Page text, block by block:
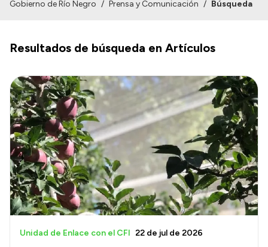
Autoridades
Referentes de prensa
Archivo de noticias
Transparencia
Presupuesto
Boletín Oficial
Compras y licitaciones
Consulta de expedientes
Gobierno de Río Negro / Prensa y Comunicación / Búsqueda
Resultados de búsqueda en Artículos
Unidad de Enlace con el CFI 22 de jul de 2026